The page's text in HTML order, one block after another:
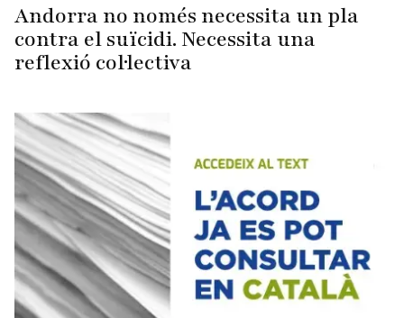
Andorra no només necessita un pla
contra el suïcidi. Necessita una
reflexió col·lectiva